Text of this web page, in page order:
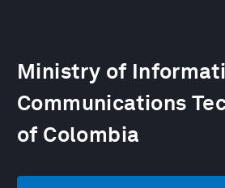
Ministry of
Communications
of Colombia